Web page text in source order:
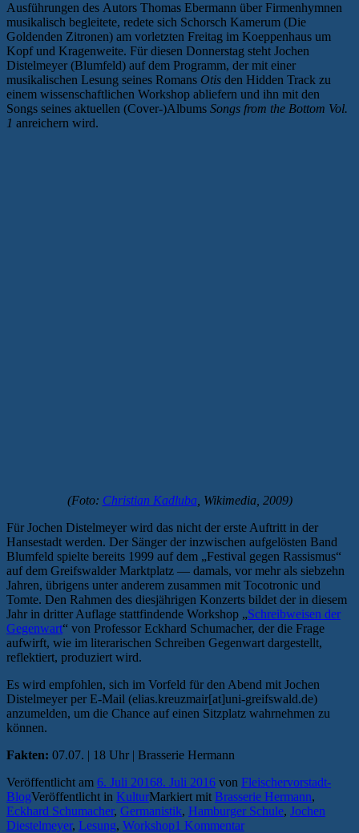
Ausführungen des Autors Thomas Ebermann über Firmenhymnen
musikalisch begleitete, redete sich Schorsch Kamerum (Die
Goldenden Zitronen) am vorletzten Freitag im Koeppenhaus um
Kopf und Kragenweite. Für diesen Donnerstag steht Jochen
Distelmeyer (Blumfeld) auf dem Programm, der mit einer
musikalischen Lesung seines Romans Otis den Hidden Track zu
einem wissenschaftlichen Workshop abliefern und ihn mit den
Songs seines aktuellen (Cover-)Albums Songs from the Bottom Vol.
1 anreichern wird.
(Foto: Christian Kadluba, Wikimedia, 2009)
Für Jochen Distelmeyer wird das nicht der erste Auftritt in der
Hansestadt werden. Der Sänger der inzwischen aufgelösten Band
Blumfeld spielte bereits 1999 auf dem „Festival gegen Rassismus“
auf dem Greifswalder Marktplatz — damals, vor mehr als siebzehn
Jahren, übrigens unter anderem zusammen mit Tocotronic und
Tomte. Den Rahmen des diesjährigen Konzerts bildet der in diesem
Jahr in dritter Auflage stattfindende Workshop „Schreibweisen der
Gegenwart“ von Professor Eckhard Schumacher, der die Frage
aufwirft, wie im literarischen Schreiben Gegenwart dargestellt,
reflektiert, produziert wird.
Es wird empfohlen, sich im Vorfeld für den Abend mit Jochen
Distelmeyer per E-Mail (elias.kreuzmair[at]uni-greifswald.de)
anzumelden, um die Chance auf einen Sitzplatz wahrnehmen zu
können.
Fakten: 07.07. | 18 Uhr | Brasserie Hermann
Veröffentlicht am 6. Juli 20168. Juli 2016 von Fleischervorstadt-
BlogVeröffentlicht in KulturMarkiert mit Brasserie Hermann,
Eckhard Schumacher, Germanistik, Hamburger Schule, Jochen
Diestelmeyer, Lesung, Workshop1 Kommentar